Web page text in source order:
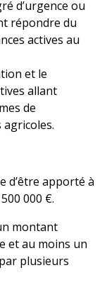
d’urgence ou
répondre du
actives au
et le
allant
de
d’être apporté à
000 €.
montant
et au moins un
plusieurs